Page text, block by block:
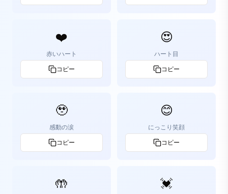
❤️
赤いハート
コピー
😍
ハート目
コピー
🥹
感動の涙
コピー
😊
にっこり笑顔
コピー
🤲 💓